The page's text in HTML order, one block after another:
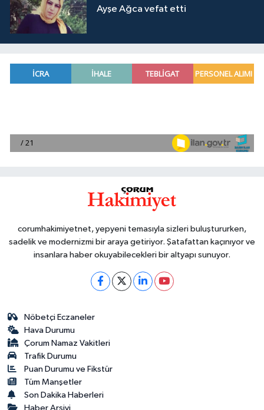
Ayşe Ağca vefat etti
corumhakimiyetnet, yepyeni temasıyla sizleri buluştururken,
sadelik ve modernizmi bir araya getiriyor. Şatafattan kaçınıyor ve
insanlara haber okuyabilecekleri bir altyapı sunuyor.
Nöbetçi Eczaneler
Hava Durumu
Çorum Namaz Vakitleri
Trafik Durumu
Puan Durumu ve Fikstür
Tüm Manşetler
Son Dakika Haberleri
Haber Arşivi